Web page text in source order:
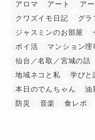
アロマ
アート ア
クワズイモ日記
グラ
ジャスミンのお部屋
ポイ活
マンション理
仙台／名取／宮城の話
地域ネコと私
学びと
本日のでんちゃん
油
防災
音楽 食レポ